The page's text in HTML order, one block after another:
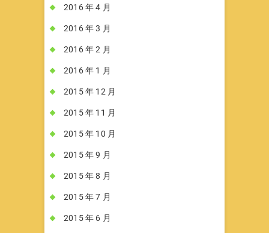
2016 年 4 月
2016 年 3 月
2016 年 2 月
2016 年 1 月
2015 年 12 月
2015 年 11 月
2015 年 10 月
2015 年 9 月
2015 年 8 月
2015 年 7 月
2015 年 6 月